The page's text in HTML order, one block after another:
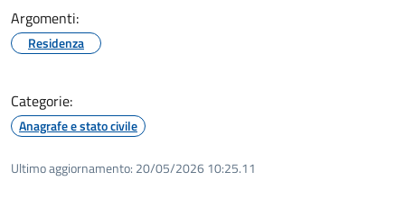
Argomenti:
Residenza
Categorie:
Anagrafe e stato civile
Ultimo aggiornamento: 20/05/2026 10:25.11